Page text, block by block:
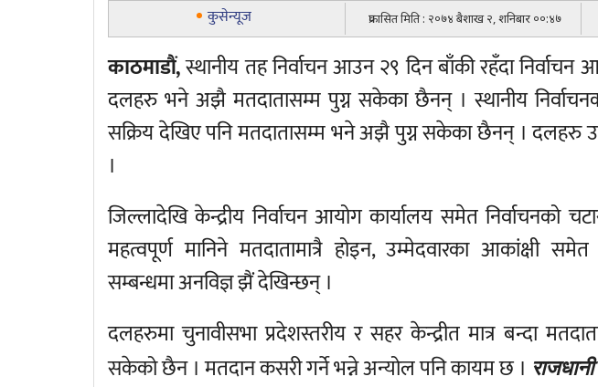
कुसेन्यूज प्रकासित मिति : २०७४ बैशाख २, शनिबार ००:४७
काठमाडौं,स्थानीय तह निर्वाचन आउन २९ दिन बाँकी रहँदा निर्वाचन
दलहरु भने अझै मतदातासम्म पुग्न सकेका छैनन् । स्थानीय
सक्रिय देखिए पनि मतदातासम्म भने अझै पुग्न सकेका छैनन् । दलहरु
।
जिल्लादेखि केन्द्रीय निर्वाचन आयोग कार्यालय समेत निर्वाचनको
महत्वपूर्ण मानिने मतदातामात्रै होइन, उम्मेदवारका आकांक्षी
सम्बन्धमा अनविज्ञ झैं देखिन्छन् ।
दलहरुमा चुनावीसभा प्रदेशस्तरीय र सहर केन्द्रीत मात्र बन्दा
सकेको छैन । मतदान कसरी गर्ने भन्ने अन्योल पनि कायम छ ।